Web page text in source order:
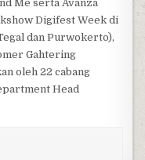
Me serta Avanza
Digifest Week di
dan Purwokerto),
Gahtering
oleh 22 cabang
Head